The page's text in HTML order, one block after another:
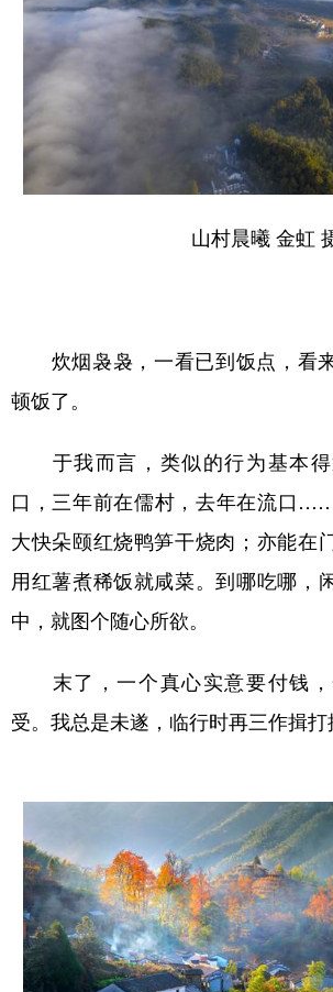
广东 广西 海南
四川 贵州 云南
青海
新疆 内蒙古 黑龙江
Deutsch Português
山村晨曦 金虹
炊烟袅袅，一看已到饭点，看
顿饭了。
于我而言，类似的行为基本得
口，三年前在儒村，去年在流口
大快朵颐红烧鸭笋干烧肉；亦能在
用红薯煮稀饭就咸菜。到哪吃哪，
中，就图个随心所欲。
末了，一个真心实意要付钱，
受。我总是未遂，临行时再三作揖打